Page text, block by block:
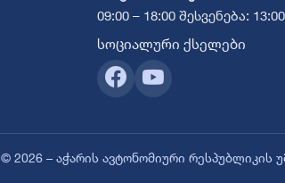
09:00 – 18:00 შესვენება:
სოციალური ქსელები
© 2026 – აჭარის ავტონომიური